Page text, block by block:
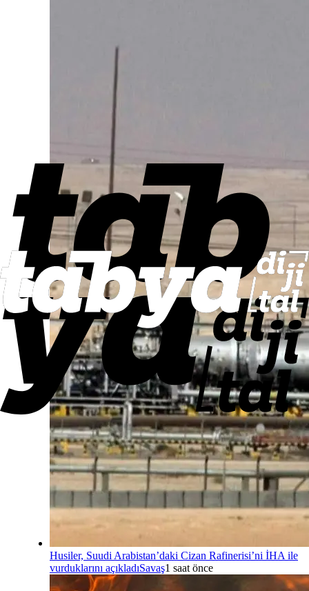
Husiler, Suudi Arabistan’daki Cizan Rafinerisi’ni İHA ile
vurduklarını açıkladıSavaş1 saat önce